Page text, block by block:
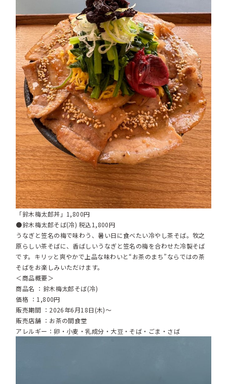
「鈴木梅太郎丼」1,800円
●鈴木梅太郎そば(冷) 税込1,800円
うなぎと笠名の梅で味わう、暑い日に食べたい冷やし茶そば。牧之
原らしい茶そばに、香ばしいうなぎと笠名の梅を合わせた冷製そば
です。キリッと爽やかで上品な味わいと“お茶のまち”ならではの茶
そばをお楽しみいただけます。
＜商品概要＞
商品名 ：鈴木梅太郎そば(冷)
価格 ：1,800円
販売期間 ：2026年6月18日(木)～
販売店舗 ：お茶の間食堂
アレルギー：卵・小麦・乳成分・大豆・そば・ごま・さば